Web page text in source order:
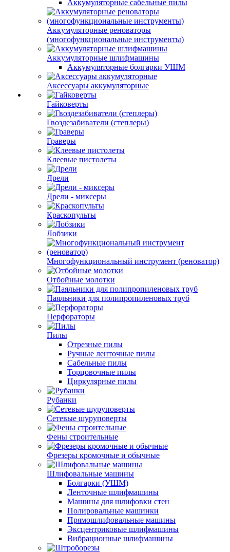
Аккумуляторные сабельные пилы
Аккумуляторные реноваторы
(многофункциональные инструменты)
Аккумуляторные шлифмашины
Аккумуляторные болгарки УШМ
Аксессуары аккумуляторные
Гайковерты
Гвоздезабиватели (степлеры)
Граверы
Клеевые пистолеты
Дрели
Дрели - миксеры
Краскопульты
Лобзики
Многофункциональный инструмент (реноватор)
Отбойные молотки
Паяльники для полипропиленовых труб
Перфораторы
Пилы
Отрезные пилы
Ручные ленточные пилы
Сабельные пилы
Торцовочные пилы
Циркулярные пилы
Рубанки
Сетевые шуруповерты
Фены строительные
Фрезеры кромочные и обычные
Шлифовальные машины
Болгарки (УШМ)
Ленточные шлифмашины
Машины для шлифовки стен
Полировальные машинки
Прямошлифовальные машины
Эксцентриковые шлифмашины
Вибрационные шлифмашины